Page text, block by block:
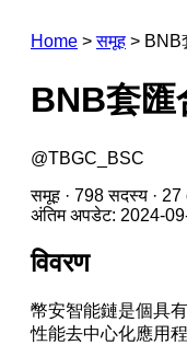
Home >समूह > BNB
BNB套匯
@TBGC_BSC
समूह · 798 सदस्य · 27
अंतिम अपडेट: 2024-
विवरण
幣安智能鏈是個具
性能去中心化應用